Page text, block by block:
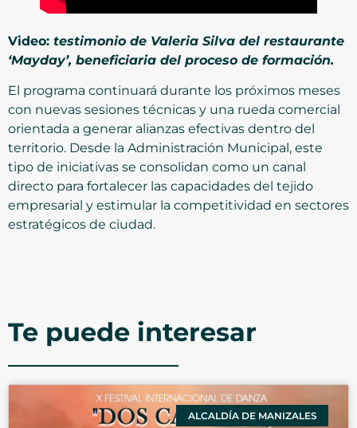
Video: testimonio de Valeria Silva del restaurante
‘Mayday’, beneficiaria del proceso de formación.
El programa continuará durante los próximos meses
con nuevas sesiones técnicas y una rueda comercial
orientada a generar alianzas efectivas dentro del
territorio. Desde la Administración Municipal, este
tipo de iniciativas se consolidan como un canal
directo para fortalecer las capacidades del tejido
empresarial y estimular la competitividad en sectores
estratégicos de ciudad.
Te puede interesar
ALCALDÍA DE MANIZALES